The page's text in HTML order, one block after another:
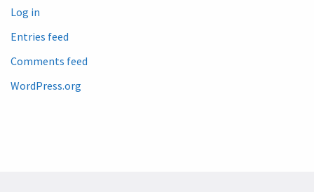
Log in
Entries feed
Comments feed
WordPress.org